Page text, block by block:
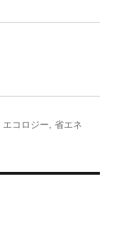
エコロジー,省エネ